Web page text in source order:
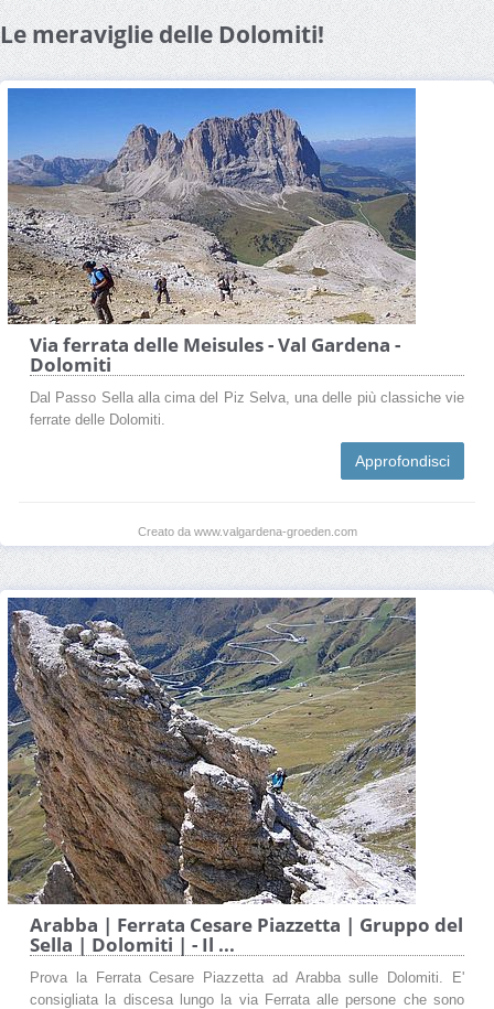
Le meraviglie delle Dolomiti!
Via ferrata delle Meisules - Val Gardena -
Dolomiti
Dal Passo Sella alla cima del Piz Selva, una delle più classiche vie
ferrate delle Dolomiti.
Approfondisci
Creato da www.valgardena-groeden.com
Arabba | Ferrata Cesare Piazzetta | Gruppo del
Sella | Dolomiti | - Il ...
Prova la Ferrata Cesare Piazzetta ad Arabba sulle Dolomiti. E'
consigliata la discesa lungo la via Ferrata alle persone che sono